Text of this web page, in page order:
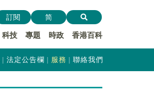
科技 專題 時政 香港百科
訂閱 简
法定公告欄 服務 聯絡我們